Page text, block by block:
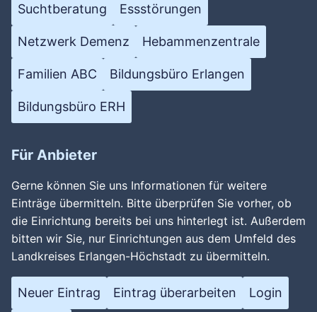
Suchtberatung Essstörungen
Netzwerk Demenz Hebammenzentrale
Familien ABC Bildungsbüro Erlangen
Bildungsbüro ERH
Für Anbieter
Gerne können Sie uns Informationen für weitere
Einträge übermitteln. Bitte überprüfen Sie vorher, ob
die Einrichtung bereits bei uns hinterlegt ist. Außerdem
bitten wir Sie, nur Einrichtungen aus dem Umfeld des
Landkreises Erlangen-Höchstadt zu übermitteln.
Neuer Eintrag Eintrag überarbeiten Login